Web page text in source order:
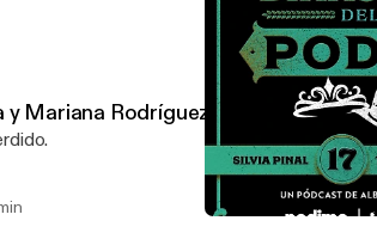
y Mariana Rodríguez, segunda parte